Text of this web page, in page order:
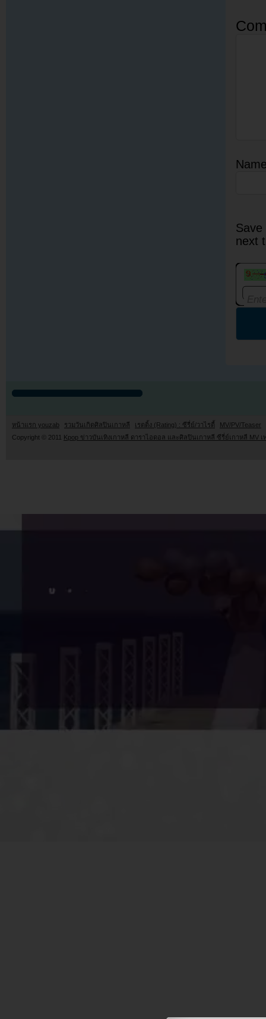
next
หน้าแรก youzab รวมวันเกิดศิลปินเกาหลี เรตติ้ง (Rating) : ซีรี่ย์/วาไรตี้
MV/PV/Teaser
Copyright © 2011
Kpop ข่าวบันเทิงเกาหลี ดาราไอดอล และศิลปินเกาหลี ซีรี่ย์เกาหลี MV